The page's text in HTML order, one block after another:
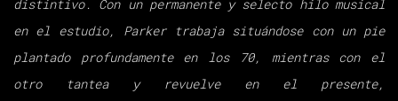
distintivo. Con un permanente y selecto hilo musical
en el estudio, Parker trabaja situándose con un pie
plantado profundamente en los 70, mientras con el
otro tantea y revuelve en el presente,